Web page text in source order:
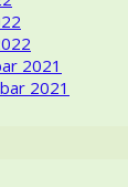
2021
2021